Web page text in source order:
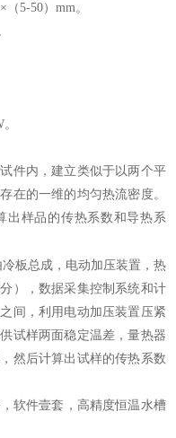
5-50）mm。
件内，建立类似于以两个平
在的一维的均匀热流密度。
出样品的传热系数和导热系
冷板总成，电动加压装置，热
），数据采集控制系统和计
间，利用电动加压装置压紧
试样两面稳定温差，量热器
然后计算出试样的传热系数
软件壹套，高精度恒温水槽